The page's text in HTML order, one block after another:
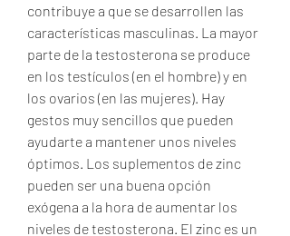
contribuye a que se desarrollen las
características masculinas. La mayor
parte de la testosterona se produce
en los testículos (en el hombre) y en
los ovarios (en las mujeres). Hay
gestos muy sencillos que pueden
ayudarte a mantener unos niveles
óptimos. Los suplementos de zinc
pueden ser una buena opción
exógena a la hora de aumentar los
niveles de testosterona. El zinc es un